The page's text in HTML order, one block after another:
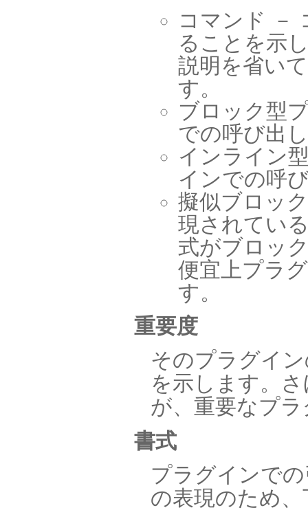
コマンド －
ることを示
説明を省い
す。
ブロック型
での呼び出
インライン
インでの呼
擬似ブロッ
現されてい
式がブロッ
便宜上プラ
す。
重要度
そのプラグイ
を示します。
が、重要なプ
書式
プラグインで
の表現のため